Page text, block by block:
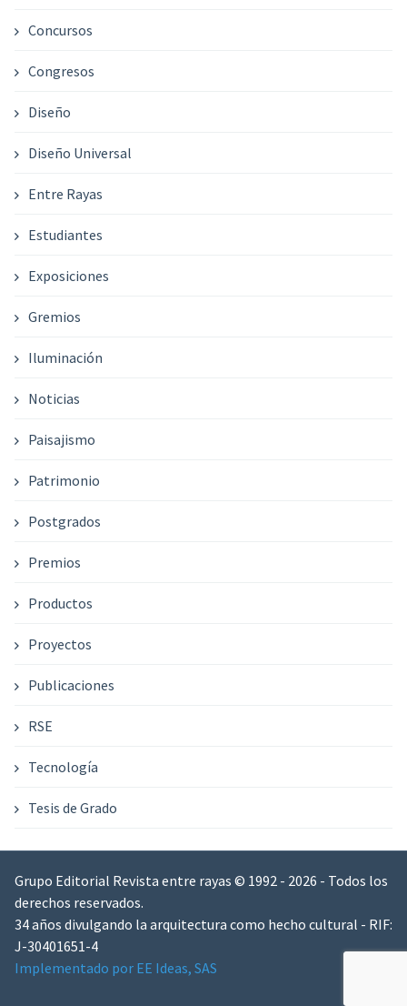
Concursos
Congresos
Diseño
Diseño Universal
Entre Rayas
Estudiantes
Exposiciones
Gremios
Iluminación
Noticias
Paisajismo
Patrimonio
Postgrados
Premios
Productos
Proyectos
Publicaciones
RSE
Tecnología
Tesis de Grado
Grupo Editorial Revista entre rayas © 1992 - 2026 - Todos los
derechos reservados.
34 años divulgando la arquitectura como hecho cultural - RIF:
J-30401651-4
Implementado por EE Ideas, SAS